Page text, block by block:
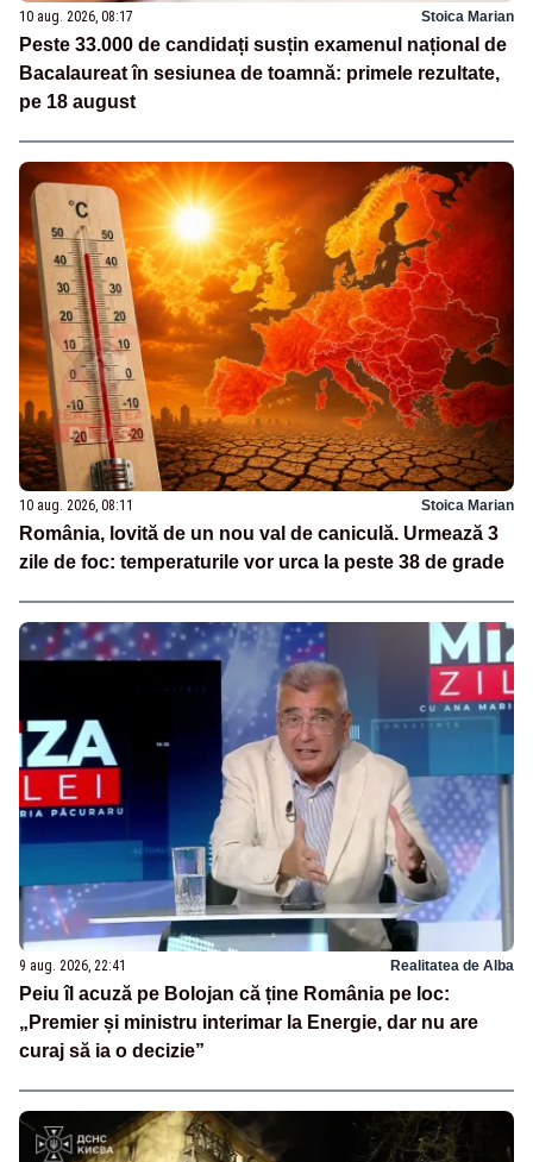
10 aug. 2026, 08:17 Stoica Marian
Peste 33.000 de candidați susțin examenul național de
Bacalaureat în sesiunea de toamnă: primele rezultate,
pe 18 august
10 aug. 2026, 08:11 Stoica Marian
România, lovită de un nou val de caniculă. Urmează 3
zile de foc: temperaturile vor urca la peste 38 de grade
9 aug. 2026, 22:41 Realitatea de Alba
Peiu îl acuză pe Bolojan că ține România pe loc:
„Premier și ministru interimar la Energie, dar nu are
curaj să ia o decizie”